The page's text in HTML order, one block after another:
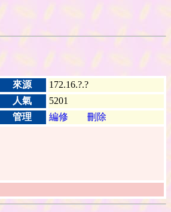
來源
172.16.?.?
人氣
5201
管理 編修 刪除